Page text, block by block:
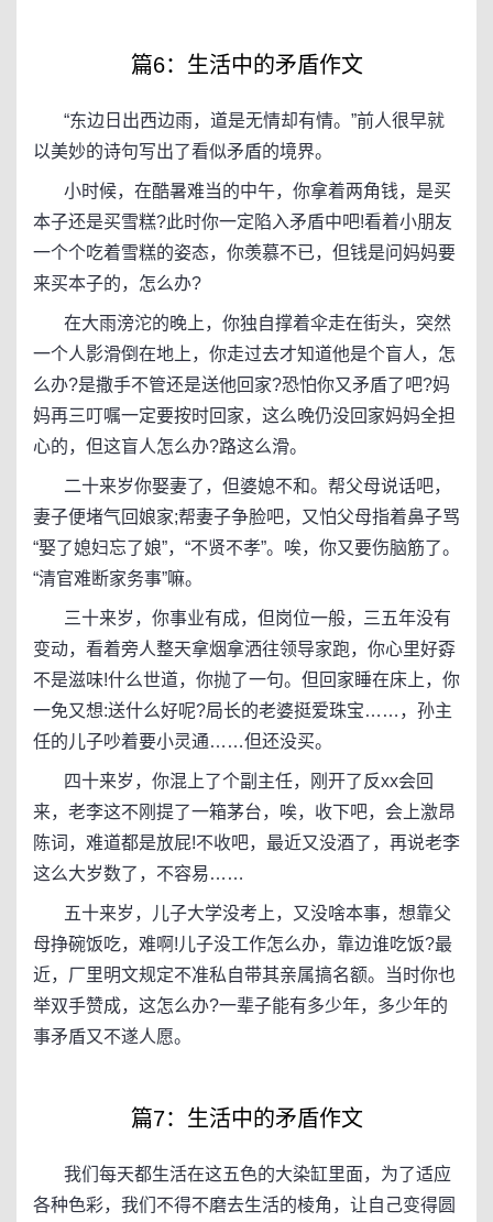
篇6：生活中的矛盾作文
“东边日出西边雨，道是无情却有情。”前人很早就
以美妙的诗句写出了看似矛盾的境界。
小时候，在酷暑难当的中午，你拿着两角钱，是买
本子还是买雪糕?此时你一定陷入矛盾中吧!看着小朋友
一个个吃着雪糕的姿态，你羡慕不已，但钱是问妈妈要
来买本子的，怎么办?
在大雨滂沱的晚上，你独自撑着伞走在街头，突然
一个人影滑倒在地上，你走过去才知道他是个盲人，怎
么办?是撒手不管还是送他回家?恐怕你又矛盾了吧?妈
妈再三叮嘱一定要按时回家，这么晚仍没回家妈妈全担
心的，但这盲人怎么办?路这么滑。
二十来岁你娶妻了，但婆媳不和。帮父母说话吧，
妻子便堵气回娘家;帮妻子争脸吧，又怕父母指着鼻子骂
“娶了媳妇忘了娘”，“不贤不孝”。唉，你又要伤脑筋了。
“清官难断家务事”嘛。
三十来岁，你事业有成，但岗位一般，三五年没有
变动，看着旁人整天拿烟拿洒往领导家跑，你心里好孬
不是滋味!什么世道，你抛了一句。但回家睡在床上，你
一免又想:送什么好呢?局长的老婆挺爱珠宝……，孙主
任的儿子吵着要小灵通……但还没买。
四十来岁，你混上了个副主任，刚开了反xx会回
来，老李这不刚提了一箱茅台，唉，收下吧，会上激昂
陈词，难道都是放屁!不收吧，最近又没酒了，再说老李
这么大岁数了，不容易……
五十来岁，儿子大学没考上，又没啥本事，想靠父
母挣碗饭吃，难啊!儿子没工作怎么办，靠边谁吃饭?最
近，厂里明文规定不准私自带其亲属搞名额。当时你也
举双手赞成，这怎么办?一辈子能有多少年，多少年的
事矛盾又不遂人愿。
篇7：生活中的矛盾作文
我们每天都生活在这五色的大染缸里面，为了适应
各种色彩，我们不得不磨去生活的棱角，让自己变得圆